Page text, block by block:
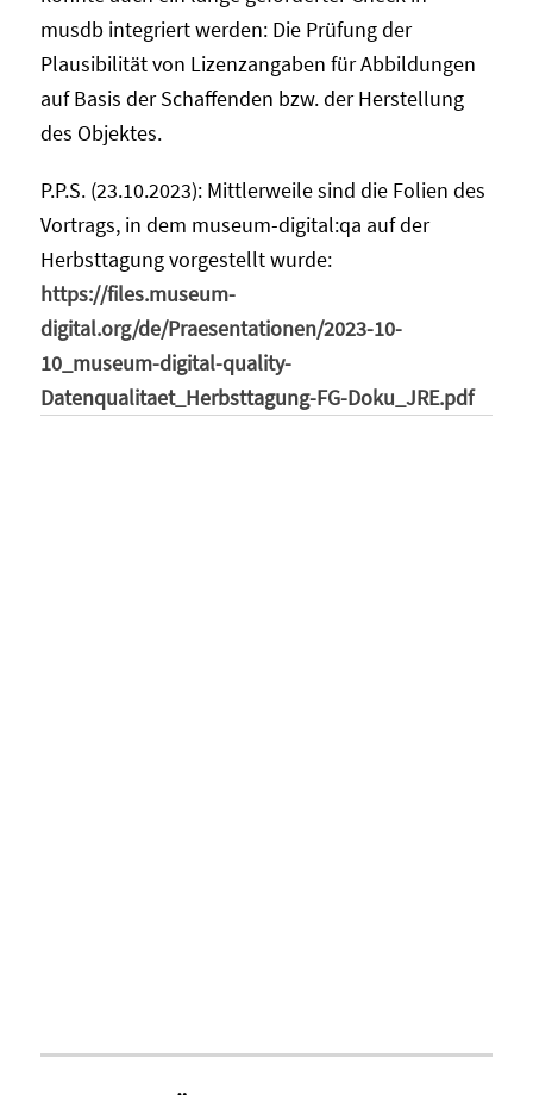
musdb integriert werden: Die Prüfung der
Plausibilität von Lizenzangaben für Abbildungen
auf Basis der Schaffenden bzw. der Herstellung
des Objektes.
P.P.S. (23.10.2023): Mittlerweile sind die Folien des
Vortrags, in dem museum-digital:qa auf der
Herbsttagung vorgestellt wurde:
https://files.museum-
digital.org/de/Praesentationen/2023-10-
10_museum-digital-quality-
Datenqualitaet_Herbsttagung-FG-Doku_JRE.pdf